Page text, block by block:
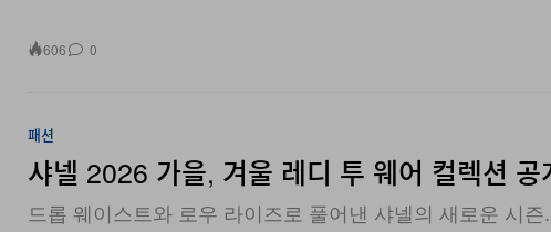
샤넬 2026 가을, 겨울 레디 투 웨어 컬렉션 공개
드롭 웨이스트와 로우 라이즈로 풀어낸 샤넬의 새로운 시즌.
ByJisoo Yoon / Mar 10, 2026